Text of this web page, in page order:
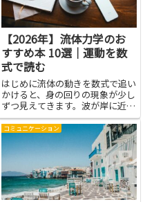
【2026年】流体力学のお
すすめ本 10選｜運動を数
式で読む
はじめに流体の動きを数式で追い
かけると、身の回りの現象が少し
ずつ見えてきます。波が岸に近づ
くときの動きや、飛び跳ねる水滴
の軌道、風が建物を包む空気の流
れなど、日常にも一貫した法則が
あると感じられるからです。この
テーマを学ぶと、車の空力を考
え...
コミュニケーション